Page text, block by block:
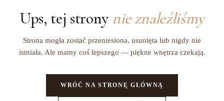
Ups, tej stronynie znaleźliśmy
Strona mogła zostać przeniesiona, usunięta lub nigdy nie
istniała. Ale mamy coś lepszego — piękne wnętrza czekają.
WRÓĆ NA STRONĘ GŁÓWNĄ